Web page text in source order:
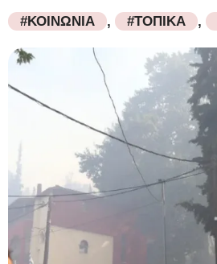
#ΚΟΙΝΩΝΙΑ , #ΤΟΠΙΚΑ ,